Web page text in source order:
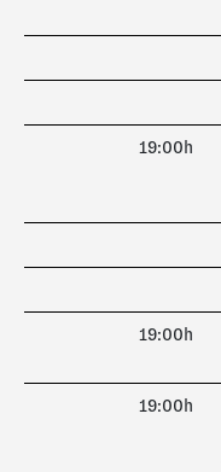
19:00h
19:00h
19:00h